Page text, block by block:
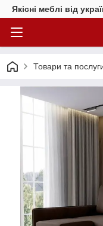
Якісні меблі від
Товари та